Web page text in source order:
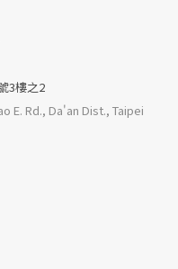
3樓之2
E. Rd., Da'an Dist., Taipei